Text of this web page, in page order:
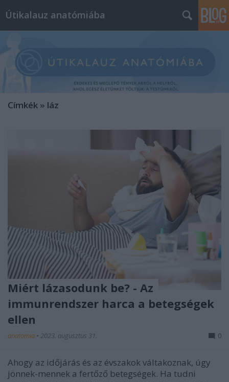
Útikalauz anatómiába
Címkék » láz
Miért lázasodunk be? - Az
immunrendszer harca a betegségek
ellen
anatomia • 2023. augusztus 31. 0
Ahogy az időjárás és az évszakok váltakoznak, úgy
jönnek-mennek a fertőző betegségek. Ha tudni